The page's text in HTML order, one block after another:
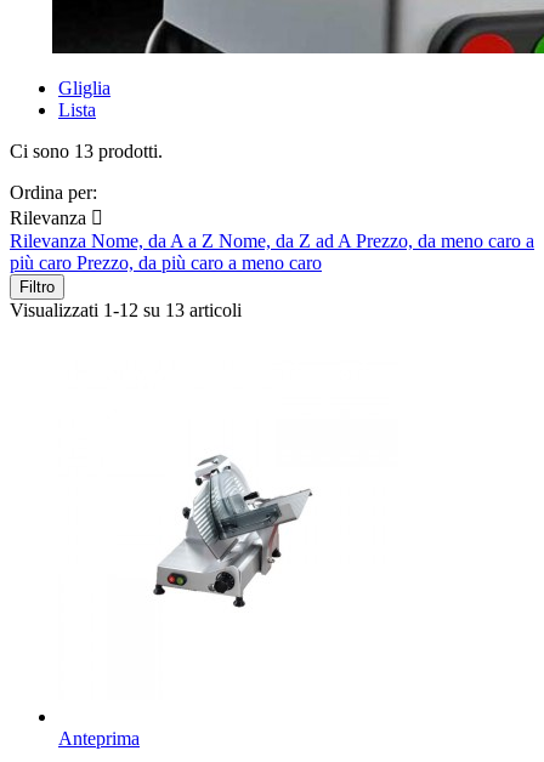
Gliglia
Lista
Ci sono 13 prodotti.
Ordina per:
Rilevanza 
Rilevanza Nome, da A a Z Nome, da Z ad A Prezzo, da meno caro a
più caro Prezzo, da più caro a meno caro
Filtro
Visualizzati 1-12 su 13 articoli
Anteprima